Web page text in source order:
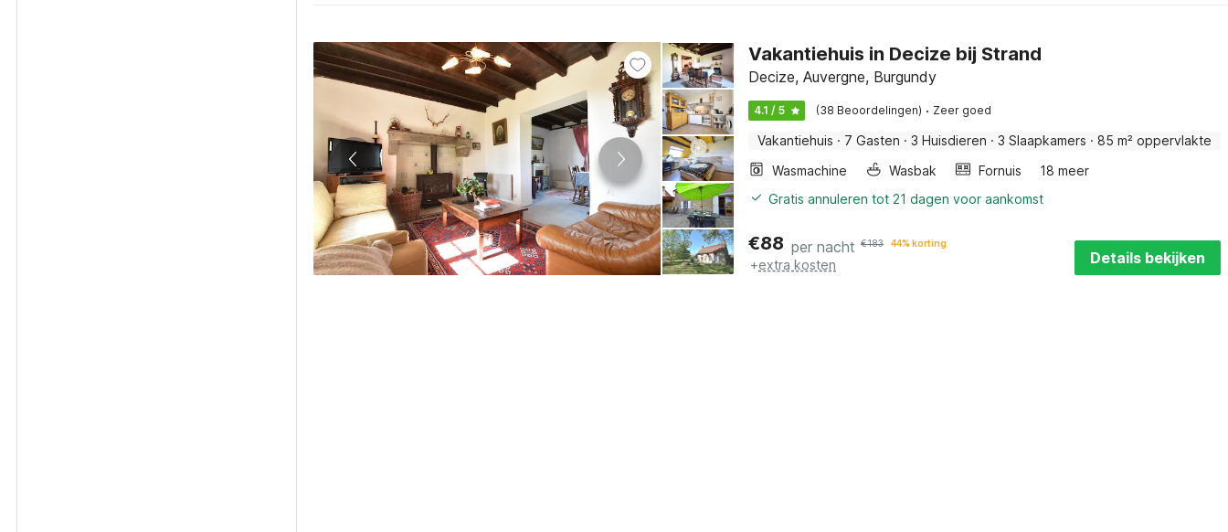
Vakantiehuis in Decize bij Strand
Decize, Auvergne, Burgundy
4.1 / 5 (38 Beoordelingen) · Zeer goed
Vakantiehuis · 7 Gasten · 3 Huisdieren · 3 Slaapkamers · 85 m² oppervlakte
Wasmachine
Wasbak Fornuis
18 meer
Gratis annuleren tot 21 dagen voor aankomst
€88 per nacht €183 44% korting
+extra kosten Details bekijken